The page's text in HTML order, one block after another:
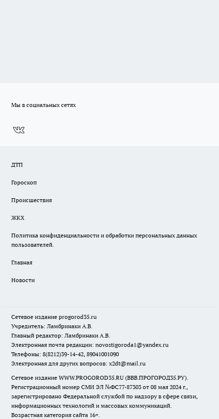
Мы в социальных сетях
ДТП
Гороскоп
Происшествия
ЖКХ
Политика конфиденциальности и обработки персональных данных
пользователей.
Главная
Новости
Сетевое издание progorod35.ru
Учредитель: Ламбринаки А.В.
Главный редактор: Ламбринаки А.В.
Электронная почта редакции: novostigoroda1@yandex.ru
Телефоны: 8(8212)39-14-42, 89041001090
Электронная для других вопросов: x2dt@mail.ru
Сетевое издание WWW.PROGOROD35.RU (ВВВ.ПРОГОРОД35.РУ).
Регистрационный номер СМИ ЭЛ №ФС77-87303 от 08 мая 2024 г.,
зарегистрировано Федеральной службой по надзору в сфере связи,
информационных технологий и массовых коммуникаций.
Возрастная категория сайта 16+.